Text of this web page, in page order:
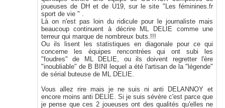
joueuses de DH et de U19, sur le site "Les féminines.fr
sport de vie " .
Là on n'est pas loin du ridicule pour le journaliste mais
beaucoup continuent à décrire ML DELIE comme une
terreur qui marque de nombreux buts.!!!
Ou ils lisent les statistiques en diagonale pour ce qui
concerne les équipes rencontrées qui ont subi les
"foudres" de ML DELIE, ou ils doivent regretter l'ère
"inoubliable" de B BINI lequel a été l'artisan de la "légende"
de sérial buteuse de ML DELIE.
Vous allez rire mais je ne suis ni anti DELANNOY et
encore moins anti DELIE. Si je suis sévère c'est parce que
je pense que ces 2 joueuses ont des qualités qu'elles ne